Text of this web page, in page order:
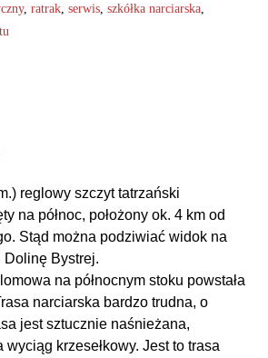
, ratrak serwis szkółka narciarska
reglowy szczyt tatrzański
na północ, położony ok. 4 km od
Stąd można podziwiać widok na
Dolinę Bystrej.
na północnym stoku powstała
narciarska bardzo trudna, o
jest sztucznie naśnieżana,
krzesełkowy. Jest to trasa